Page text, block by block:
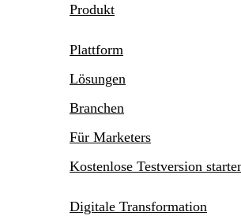
Produkt
Plattform
Lösungen
Branchen
Für Marketers
Kostenlose Testversion
Digitale Transformation